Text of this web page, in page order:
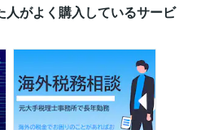
人がよく購入しているサービ